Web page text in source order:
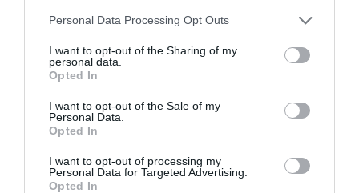
Personal Data Processing Opt Outs
I want to opt-out of the Sharing of my
personal data.
Opted In
I want to opt-out of the Sale of my
Personal Data.
Opted In
I want to opt-out of processing my
Personal Data for Targeted Advertising.
Opted In